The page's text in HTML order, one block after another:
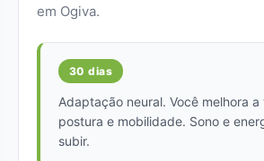
em Ogiva.
30 dias
Adaptação neural. Você melhora a
postura e mobilidade. Sono e
subir.